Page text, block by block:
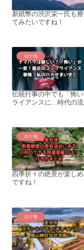
新紙幣の渋沢栄一氏も
てみたいですね！
ロケ地
伝統行事の中でも「怖
ライアンスに…時代の流
ロケ地
四季折々の絶景が楽し
ですね！
ロケ地